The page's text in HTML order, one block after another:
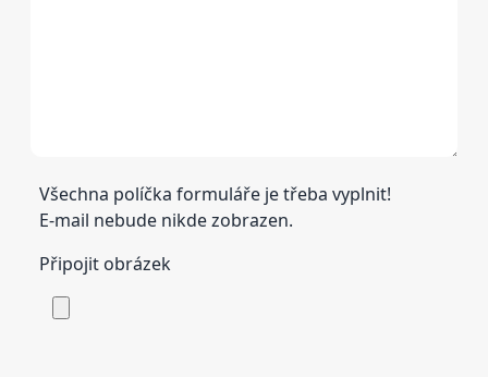
Všechna políčka formuláře je třeba vyplnit!
E-mail nebude nikde zobrazen.
Připojit obrázek